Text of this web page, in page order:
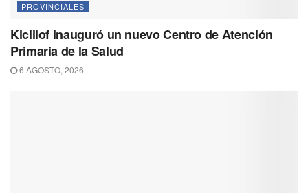
PROVINCIALES
Kicillof inauguró un nuevo Centro de Atención
Primaria de la Salud
6 AGOSTO, 2026